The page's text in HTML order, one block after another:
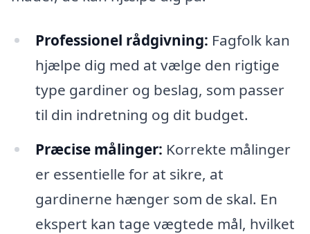
Professionel rådgivning: Fagfolk kan
hjælpe dig med at vælge den rigtige
type gardiner og beslag, som passer
til din indretning og dit budget.
Præcise målinger: Korrekte målinger
er essentielle for at sikre, at
gardinerne hænger som de skal. En
ekspert kan tage vægtede mål, hvilket